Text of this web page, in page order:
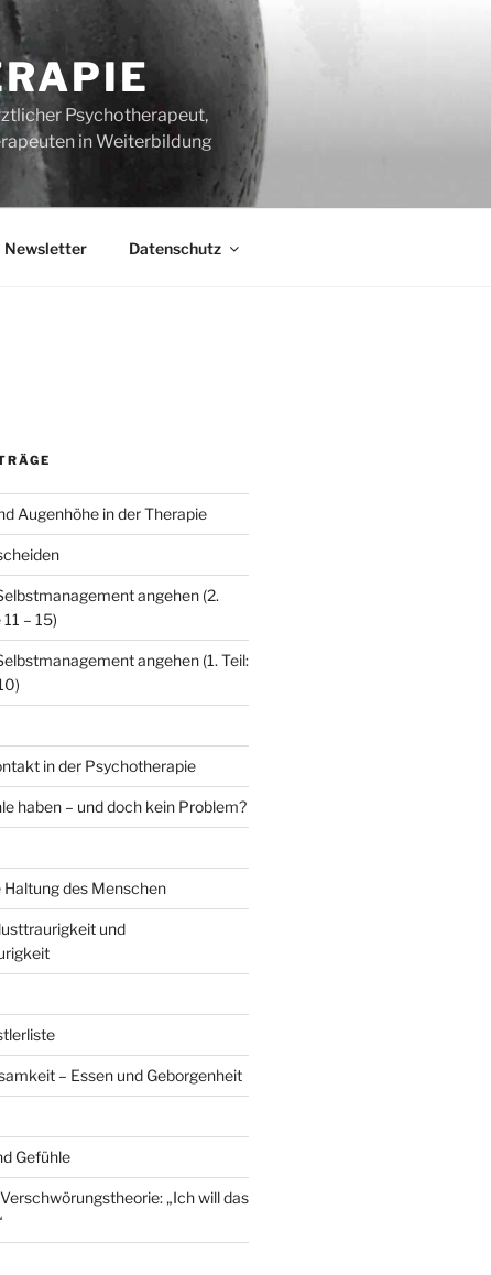
Psychotherapeut,
in Weiterbildung
Newsletter Datenschutz
Augenhöhe in der Therapie
angehen (2.
– 15)
angehen (1. Teil:
in der Psychotherapie
haben – und doch kein Problem?
des Menschen
und
– Essen und Geborgenheit
Gefühle
„Ich will das